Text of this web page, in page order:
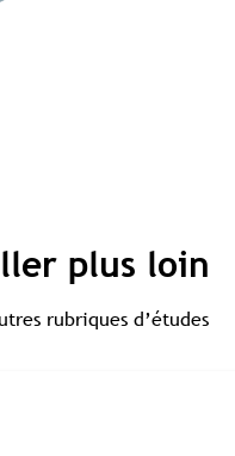
plus loin
rubriques d’études